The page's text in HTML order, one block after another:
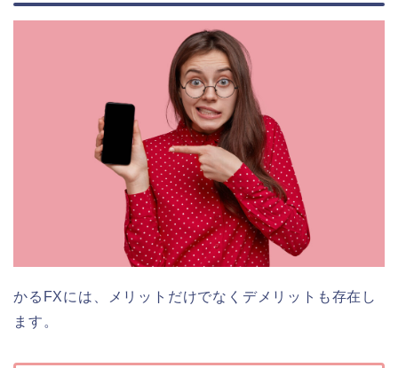
かるFXには、メリットだけでなくデメリットも存在し
ます。